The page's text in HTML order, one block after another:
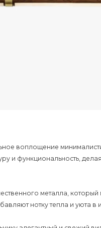
воплощение
и функциональность,
металла,
нотку тепла и уюта в